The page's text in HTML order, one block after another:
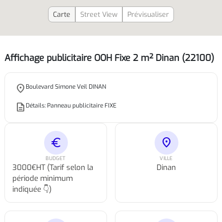
Carte Street View Prévisualiser
Affichage publicitaire OOH Fixe 2 m² Dinan (22100)
place Boulevard Simone Veil DINAN
description Détails: Panneau publicitaire FIXE
euro
BUDGET
3000€HT (Tarif selon la
période minimum
indiquée 👇)
location_on
VILLE
Dinan